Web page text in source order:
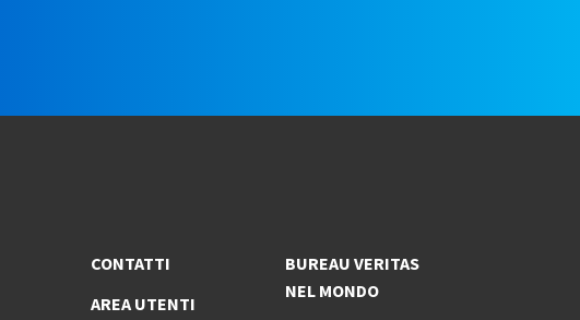
CONTATTI
AREA UTENTI
BUREAU VERITAS
NEL MONDO